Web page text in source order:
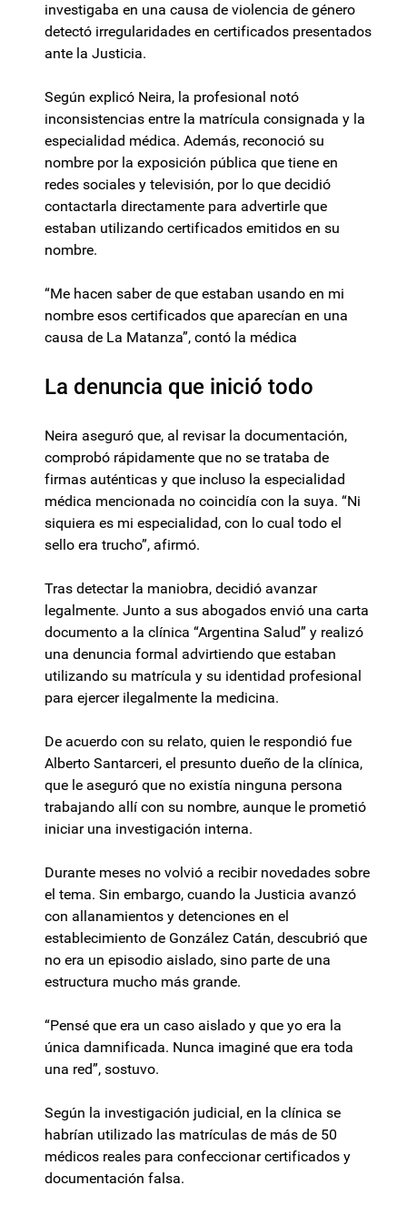
investigaba en una causa de violencia de género
detectó irregularidades en certificados presentados
ante la Justicia.
Según explicó Neira, la profesional notó
inconsistencias entre la matrícula consignada y la
especialidad médica. Además, reconoció su
nombre por la exposición pública que tiene en
redes sociales y televisión, por lo que decidió
contactarla directamente para advertirle que
estaban utilizando certificados emitidos en su
nombre.
“Me hacen saber de que estaban usando en mi
nombre esos certificados que aparecían en una
causa de La Matanza”, contó la médica
La denuncia que inició todo
Neira aseguró que, al revisar la documentación,
comprobó rápidamente que no se trataba de
firmas auténticas y que incluso la especialidad
médica mencionada no coincidía con la suya. “Ni
siquiera es mi especialidad, con lo cual todo el
sello era trucho”, afirmó.
Tras detectar la maniobra, decidió avanzar
legalmente. Junto a sus abogados envió una carta
documento a la clínica “Argentina Salud” y realizó
una denuncia formal advirtiendo que estaban
utilizando su matrícula y su identidad profesional
para ejercer ilegalmente la medicina.
De acuerdo con su relato, quien le respondió fue
Alberto Santarceri, el presunto dueño de la clínica,
que le aseguró que no existía ninguna persona
trabajando allí con su nombre, aunque le prometió
iniciar una investigación interna.
Durante meses no volvió a recibir novedades sobre
el tema. Sin embargo, cuando la Justicia avanzó
con allanamientos y detenciones en el
establecimiento de González Catán, descubrió que
no era un episodio aislado, sino parte de una
estructura mucho más grande.
“Pensé que era un caso aislado y que yo era la
única damnificada. Nunca imaginé que era toda
una red”, sostuvo.
Según la investigación judicial, en la clínica se
habrían utilizado las matrículas de más de 50
médicos reales para confeccionar certificados y
documentación falsa.